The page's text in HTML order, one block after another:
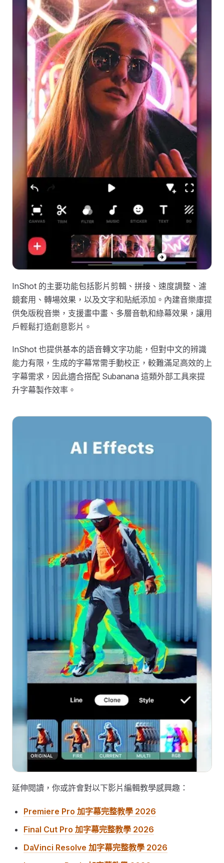
InShot 的主要功能包括影片剪輯、拼接、速度調整、濾
鏡套用、轉場效果，以及文字和貼紙添加。內建音樂庫提
供免版稅音樂，支援畫中畫、多層音軌和綠幕效果，讓用
戶輕鬆打造創意影片。
InShot 也提供基本的語音轉文字功能，但對中文的辨識
能力有限，生成的字幕常需手動校正，較難滿足高效的上
字幕需求，因此適合搭配 Subanana 這類外部工具來提
升字幕製作效率。
延伸閱讀，你或許會對以下影片編輯教學感興趣：
Premiere Pro 加字幕完整教學 2026
Final Cut Pro 加字幕完整教學 2026
DaVinci Resolve 加字幕完整教學 2026